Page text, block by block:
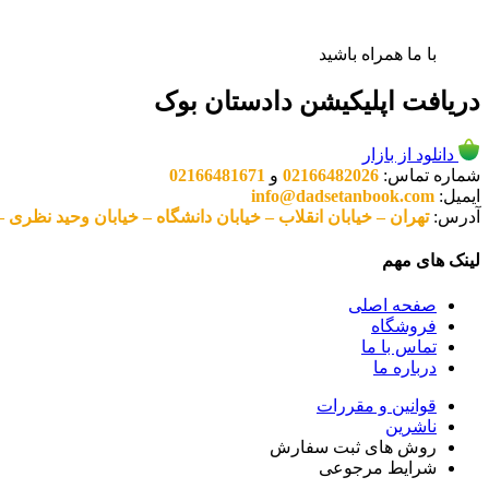
با ما همراه باشید
دریافت اپلیکیشن دادستان بوک
دانلود از بازار
شماره تماس: 02166482026 و 02166481671
ایمیل: info@dadsetanbook.com
آدرس:تهران – خیابان انقلاب – خیابان دانشگاه – خیابان وحید نظری – پلاک 49 واحد 3 کد پستی:
لینک های مهم
صفحه اصلی
فروشگاه
تماس با ما
درباره ما
قوانین و مقررات
ناشرین
روش های ثبت سفارش
شرایط مرجوعی